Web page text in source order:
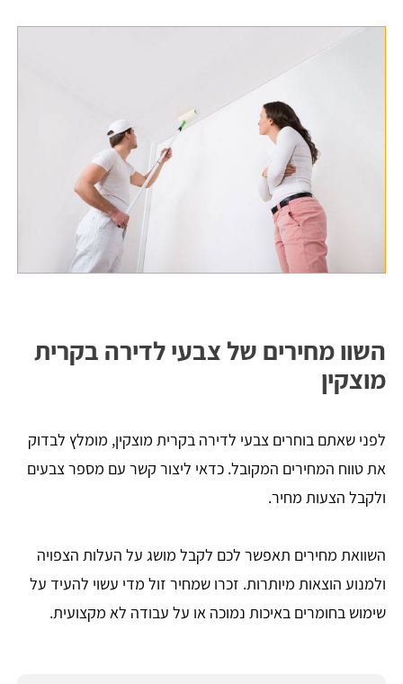
השוו מחירים של צבעי לדירה בקרית
מוצקין
לפני שאתם בוחרים צבעי לדירה בקרית מוצקין, מומלץ לבדוק
את טווח המחירים המקובל. כדאי ליצור קשר עם מספר צבעים
ולקבל הצעות מחיר.
השוואת מחירים תאפשר לכם לקבל מושג על העלות הצפויה
ולמנוע הוצאות מיותרות. זכרו שמחיר זול מדי עשוי להעיד על
שימוש בחומרים באיכות נמוכה או על עבודה לא מקצועית.